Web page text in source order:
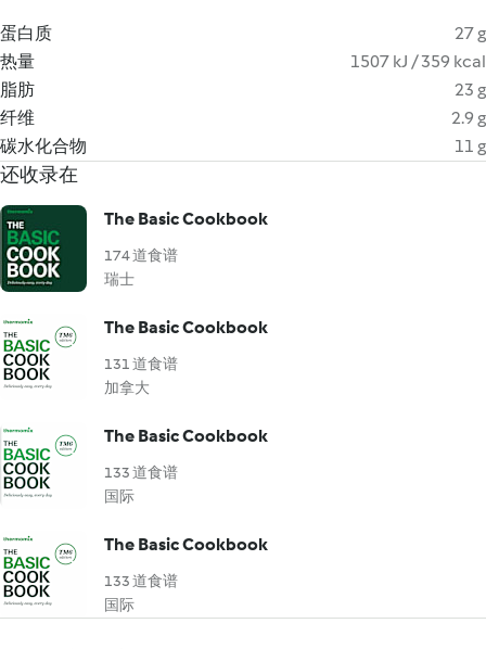
蛋白质
27 g
热量
1507 kJ / 359 kcal
脂肪
23 g
纤维
2.9 g
碳水化合物
11 g
还收录在
The Basic Cookbook
174 道食谱
瑞士
The Basic Cookbook
131 道食谱
加拿大
The Basic Cookbook
133 道食谱
国际
The Basic Cookbook
133 道食谱
国际